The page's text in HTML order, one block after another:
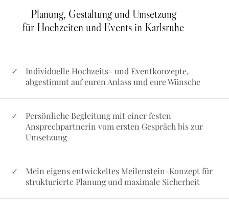
Planung, Gestaltung und Umsetzung
für Hochzeiten und Events in Karlsruhe
Individuelle Hochzeits- und Eventkonzepte,
abgestimmt auf euren Anlass und eure Wünsche
Persönliche Begleitung mit einer festen
Ansprechpartnerin vom ersten Gespräch bis zur
Umsetzung
Mein eigens entwickeltes Meilenstein-Konzept für
strukturierte Planung und maximale Sicherheit